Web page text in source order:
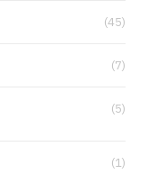
(45)
(7)
(5)
(1)